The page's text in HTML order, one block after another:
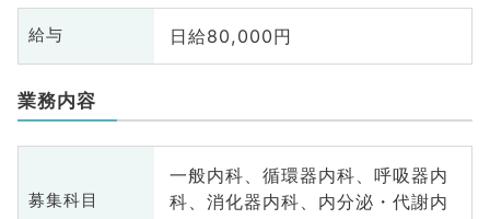
給与 日給80,000円
業務内容
募集科目
一般内科、循環器内科、呼吸器内
科、消化器内科、内分泌・代謝内